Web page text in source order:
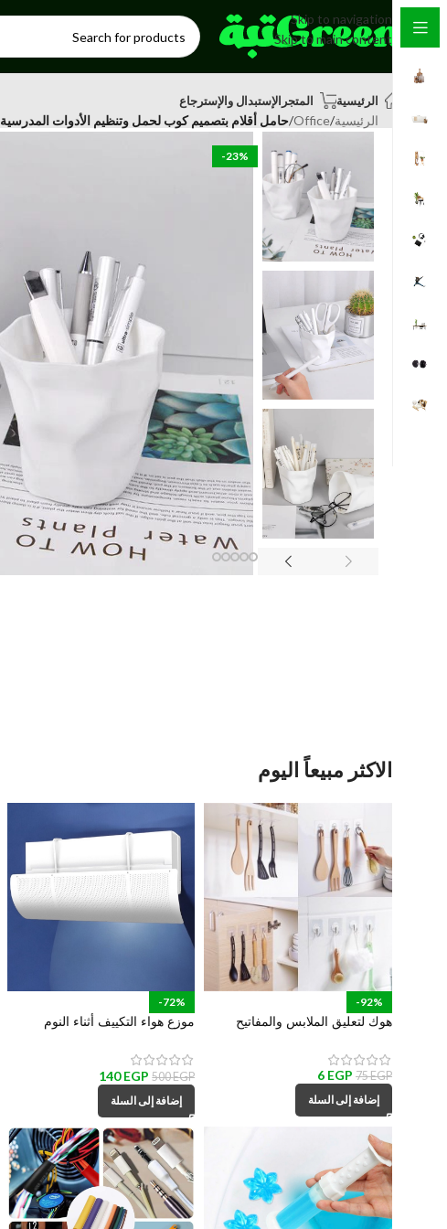
Skip to navigation
Skip to main content
الرئيسية المتجر الإستبدال والإسترجاع
الرئيسية/
Office
/حامل أقلام بتصميم كوب لحمل وتنظيم الأدوات المدرسية
-23%
الاكثر مبيعاً اليوم
-92%
هوك لتعليق الملابس والمفاتيح
75EGP
6 EGP
إضافة إلى السلة
-72%
موزع هواء التكييف أثناء النوم
500EGP
140EGP
إضافة إلى السلة